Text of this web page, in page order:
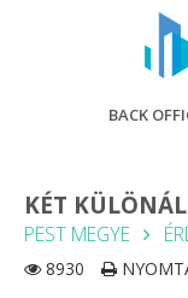
BACK
KÉT
PEST MEGYE
8930